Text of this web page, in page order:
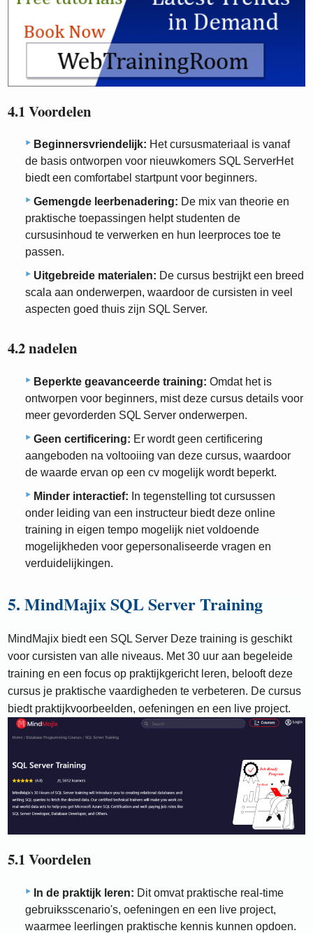
4.1 Voordelen
Beginnersvriendelijk: Het cursusmateriaal is vanaf
de basis ontworpen voor nieuwkomers SQL ServerHet
biedt een comfortabel startpunt voor beginners.
Gemengde leerbenadering: De mix van theorie en
praktische toepassingen helpt studenten de
cursusinhoud te verwerken en hun leerproces toe te
passen.
Uitgebreide materialen: De cursus bestrijkt een breed
scala aan onderwerpen, waardoor de cursisten in veel
aspecten goed thuis zijn SQL Server.
4.2 nadelen
Beperkte geavanceerde training: Omdat het is
ontworpen voor beginners, mist deze cursus details voor
meer gevorderden SQL Server onderwerpen.
Geen certificering: Er wordt geen certificering
aangeboden na voltooiing van deze cursus, waardoor
de waarde ervan op een cv mogelijk wordt beperkt.
Minder interactief: In tegenstelling tot cursussen
onder leiding van een instructeur biedt deze online
training in eigen tempo mogelijk niet voldoende
mogelijkheden voor gepersonaliseerde vragen en
verduidelijkingen.
5. MindMajix SQL Server Training
MindMajix biedt een SQL Server Deze training is geschikt
voor cursisten van alle niveaus. Met 30 uur aan begeleide
training en een focus op praktijkgericht leren, belooft deze
cursus je praktische vaardigheden te verbeteren. De cursus
biedt praktijkvoorbeelden, oefeningen en een live project.
5.1 Voordelen
In de praktijk leren: Dit omvat praktische real-time
gebruiksscenario's, oefeningen en een live project,
waarmee leerlingen praktische kennis kunnen opdoen.